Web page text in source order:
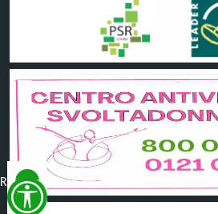
Reimposta
tutto